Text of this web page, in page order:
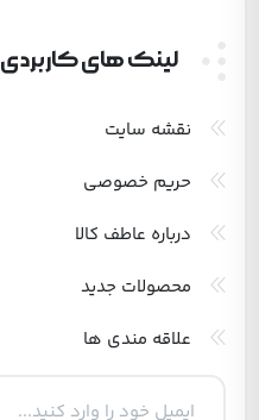
لینک های کاربردی
نقشه سایت
حریم خصوصی
درباره عاطف کالا
محصولات جدید
علاقه مندی ها